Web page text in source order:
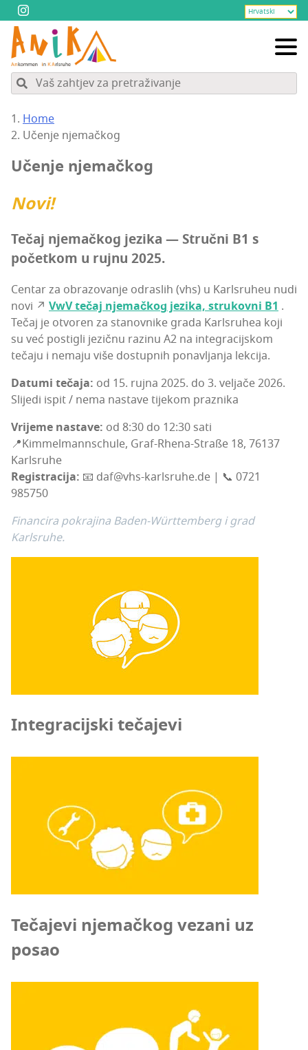
Home
Uče­nje njemačkog
Uče­nje njemačkog
Novi!
Tečaj nje­mač­kog jezi­ka — Struč­ni B1 s
počet­kom u ruj­nu 2025.
Cen­tar za obra­zo­va­nje odras­lih (vhs) u Kar­l­sru­heu nudi
novi ↗️ VwV tečaj nje­mač­kog jezi­ka, stru­kov­ni B1 .
Tečaj je otvo­ren za sta­nov­ni­ke gra­da Kar­l­sru­hea koji
su već pos­ti­gli jezič­nu razi­nu A2 na inte­gra­cij­skom
teča­ju i nema­ju više dos­tup­nih ponav­lja­nja lekcija.
Datu­mi teča­ja: od 15. ruj­na 2025. do 3. velja­če 2026.
Sli­je­di ispit / nema nas­ta­ve tije­kom praznika
Vri­je­me nas­ta­ve: od 8:30 do 12:30 sati
📍Kim­mel­man­n­s­c­hu­le, Graf-Rhe­na-Straße 18, 76137
Kar­l­sru­he
Regis­tra­ci­ja: 📧 daf@vhs-karlsruhe.de | 📞 0721
985750
Finan­ci­ra pokra­ji­na Baden-Wür­t­tem­berg i grad
Karlsruhe.
Integracijski tečajevi
Tečajevi njemačkog vezani uz
posao